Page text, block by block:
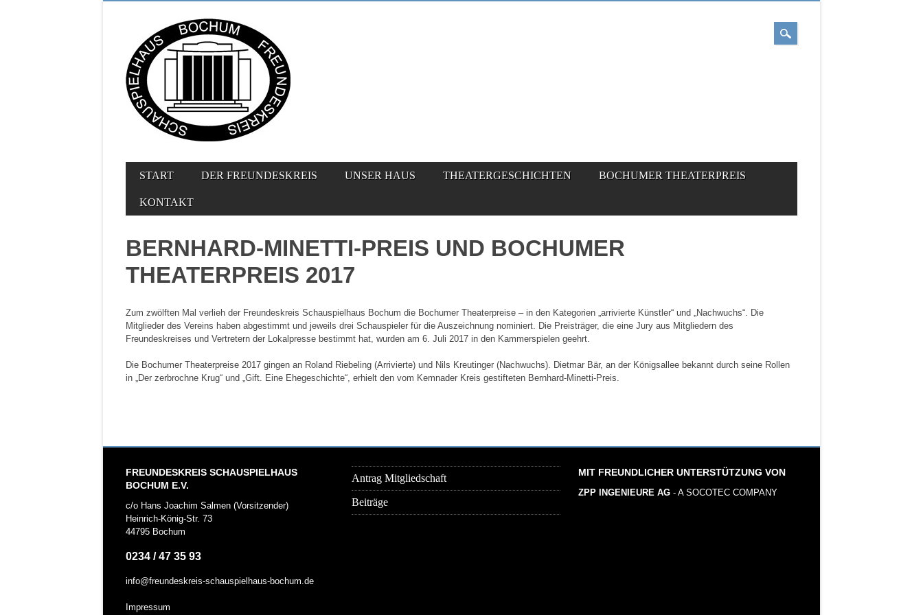
MAIN MENU
START DER FREUNDESKREIS UNSER HAUS THEATERGESCHICHTEN BOCHUMER THEATERPREIS
KONTAKT
BERNHARD-MINETTI-PREIS UND BOCHUMER
THEATERPREIS 2017
Zum zwölften Mal verlieh der Freundeskreis Schauspielhaus Bochum die Bochumer Theaterpreise – in den Kategorien „arrivierte Künstler“ und „Nachwuchs“. Die
Mitglieder des Vereins haben abgestimmt und jeweils drei Schauspieler für die Auszeichnung nominiert. Die Preisträger, die eine Jury aus Mitgliedern des
Freundeskreises und Vertretern der Lokalpresse bestimmt hat, wurden am 6. Juli 2017 in den Kammerspielen geehrt.
Die Bochumer Theaterpreise 2017 gingen an Roland Riebeling (Arrivierte) und Nils Kreutinger (Nachwuchs). Dietmar Bär, an der Königsallee bekannt durch seine Rollen
in „Der zerbrochne Krug“ und „Gift. Eine Ehegeschichte“, erhielt den vom Kemnader Kreis gestifteten Bernhard-Minetti-Preis.
FREUNDESKREIS SCHAUSPIELHAUS
BOCHUM E.V.
c/o Hans Joachim Salmen (Vorsitzender)
Heinrich-König-Str. 73
44795 Bochum
0234 / 47 35 93
info@freundeskreis-schauspielhaus-bochum.de
Impressum
Antrag Mitgliedschaft
Beiträge
MIT FREUNDLICHER UNTERSTÜTZUNG VON
ZPP INGENIEURE AG- A SOCOTEC COMPANY